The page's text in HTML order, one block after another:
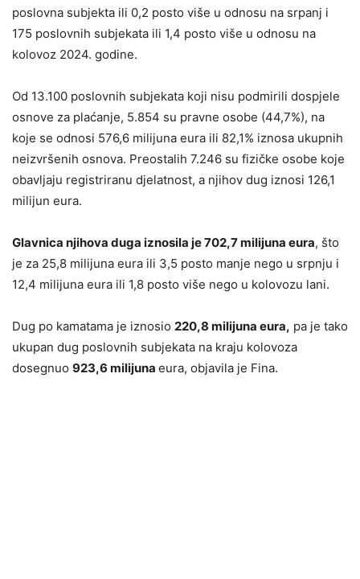
poslovna subjekta ili 0,2 posto više u odnosu na srpanj i
175 poslovnih subjekata ili 1,4 posto više u odnosu na
kolovoz 2024. godine.
Od 13.100 poslovnih subjekata koji nisu podmirili dospjele
osnove za plaćanje, 5.854 su pravne osobe (44,7%), na
koje se odnosi 576,6 milijuna eura ili 82,1% iznosa ukupnih
neizvršenih osnova. Preostalih 7.246 su fizičke osobe koje
obavljaju registriranu djelatnost, a njihov dug iznosi 126,1
milijun eura.
Glavnica njihova duga iznosila je 702,7 milijuna eura, što
je za 25,8 milijuna eura ili 3,5 posto manje nego u srpnju i
12,4 milijuna eura ili 1,8 posto više nego u kolovozu lani.
Dug po kamatama je iznosio 220,8 milijuna eura, pa je tako
ukupan dug poslovnih subjekata na kraju kolovoza
dosegnuo 923,6 milijuna eura, objavila je Fina.